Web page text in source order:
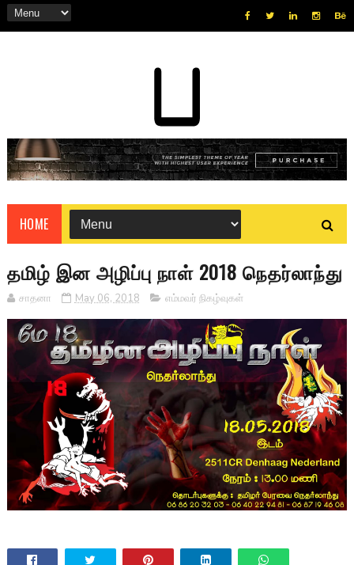
HOME
தமிழ் இன அழிப்பு நாள் 2018 நெதர்லாந்து
சாதனா May 06, 2018 எம்மவர் நிகழ்வுகள்